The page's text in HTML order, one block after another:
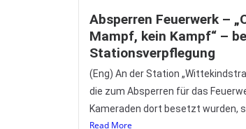
Absperren Feuerwerk –
Mampf, kein Kampf“ –
Stationsverpflegung
(Eng) An der Station
die zum Absperren für das
Kameraden dort besetzt wurden,
Read More